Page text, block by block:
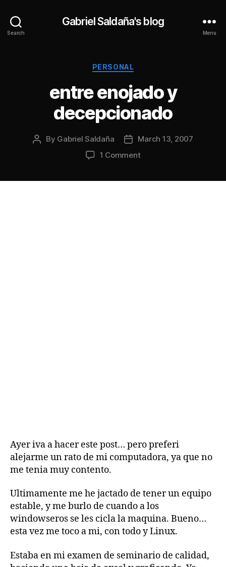
Search
Gabriel Saldaña's blog
Menu
Categories
PERSONAL
entre enojado y
decepcionado
Post
By Gabriel Saldaña
PostMarch 13, 2007
1 Commenton
Ayer iva a hacer este post… pero preferi
alejarme un rato de mi computadora, ya que no
me tenia muy contento.
Ultimamente me he jactado de tener un equipo
estable, y me burlo de cuando a los
windowseros se les cicla la maquina. Bueno…
esta vez me toco a mi, con todo y Linux.
Estaba en mi examen de seminario de calidad,